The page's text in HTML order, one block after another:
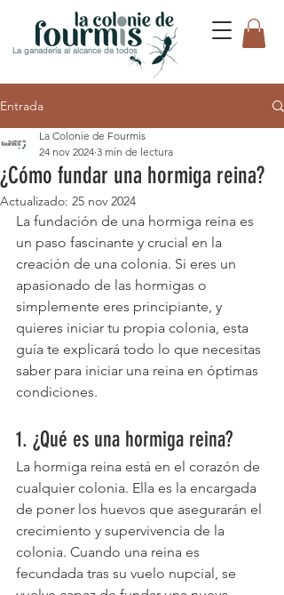
La ganadería al alcance de todos
Entrada
¿Cómo fundar una hormiga reina?
La Colonie de Fourmis
24 nov 2024 3 min de lectura
Actualizado: 25 nov 2024
La fundación de una hormiga reina es
un paso fascinante y crucial en la
creación de una colonia. Si eres un
apasionado de las hormigas o
simplemente eres principiante, y
quieres iniciar tu propia colonia, esta
guía te explicará todo lo que necesitas
saber para iniciar una reina en óptimas
condiciones.
1. ¿Qué es una hormiga reina?
La hormiga reina está en el corazón de
cualquier colonia. Ella es la encargada
de poner los huevos que asegurarán el
crecimiento y supervivencia de la
colonia. Cuando una reina es
fecundada tras su vuelo nupcial, se